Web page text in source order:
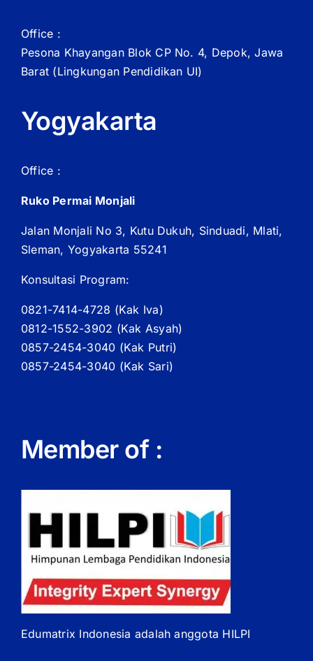
Office :
Pesona Khayangan Blok CP No. 4, Depok, Jawa
Barat (Lingkungan Pendidikan UI)
Yogyakarta
Office :
Ruko Permai Monjali
Jalan Monjali No 3, Kutu Dukuh, Sinduadi, Mlati,
Sleman, Yogyakarta 55241
Konsultasi Program:
0821-7414-4728 (Kak Iva)
0812-1552-3902 (Kak Asyah)
0857-2454-3040 (Kak Putri)
0857-2454-3040 (Kak Sari)
Member of :
Edumatrix Indonesia adalah anggota HILPI